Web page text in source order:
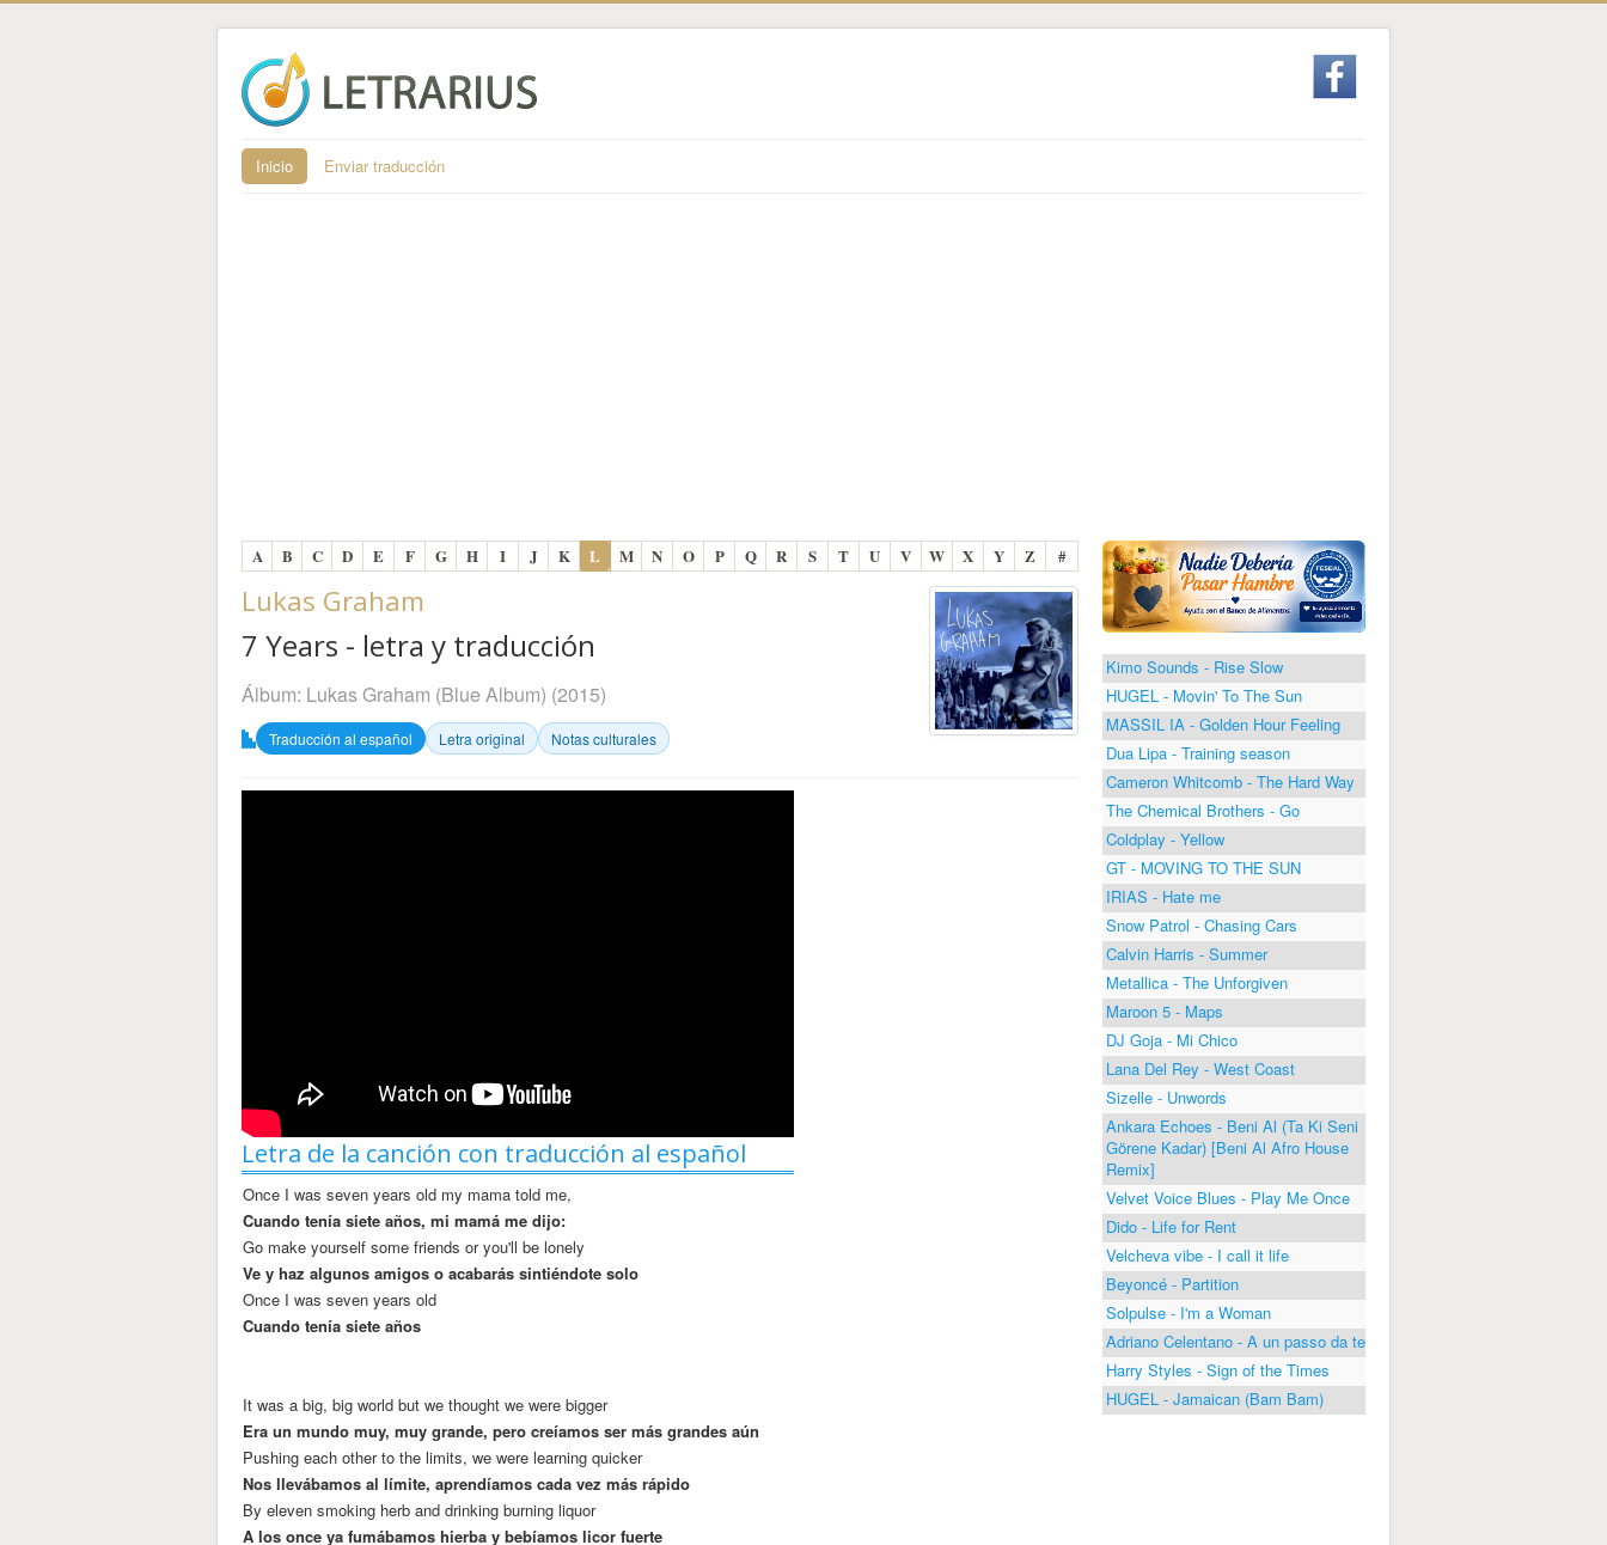
Inicio Enviar traducción
A B C D E F G H I J K L M N O P Q R S T U V W X Y Z #
Lukas Graham
7 Years - letra y traducción
Álbum: Lukas Graham (Blue Album) (2015)
Traducción al español Letra original Notas culturales
Letra de la canción con traducción al español
Once I was seven years old my mama told me,
Cuando tenía siete años, mi mamá me dijo:
Go make yourself some friends or you'll be lonely
Ve y haz algunos amigos o acabarás sintiéndote solo
Once I was seven years old
Cuando tenía siete años
It was a big, big world but we thought we were bigger
Era un mundo muy, muy grande, pero creíamos ser más grandes aún
Pushing each other to the limits, we were learning quicker
Nos llevábamos al límite, aprendíamos cada vez más rápido
By eleven smoking herb and drinking burning liquor
A los once ya fumábamos hierba y bebíamos licor fuerte
Kimo Sounds - Rise Slow
HUGEL - Movin' To The Sun
MASSIL IA - Golden Hour Feeling
Dua Lipa - Training season
Cameron Whitcomb - The Hard Way
The Chemical Brothers - Go
Coldplay - Yellow
GT - MOVING TO THE SUN
IRIAS - Hate me
Snow Patrol - Chasing Cars
Calvin Harris - Summer
Metallica - The Unforgiven
Maroon 5 - Maps
DJ Goja - Mi Chico
Lana Del Rey - West Coast
Sizelle - Unwords
Ankara Echoes - Beni Al (Ta Ki Seni
Görene Kadar) [Beni Al Afro House
Remix]
Velvet Voice Blues - Play Me Once
Dido - Life for Rent
Velcheva vibe - I call it life
Beyoncé - Partition
Solpulse - I'm a Woman
Adriano Celentano - A un passo da te
Harry Styles - Sign of the Times
HUGEL - Jamaican (Bam Bam)